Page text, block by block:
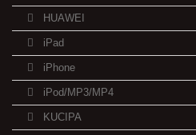
HUAWEI
iPad
iPhone
iPod/MP3/MP4
KUCIPA